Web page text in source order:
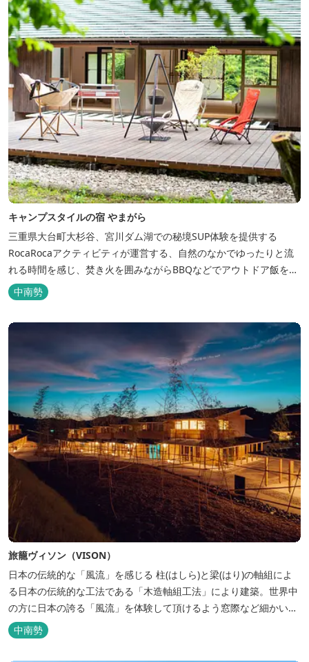
キャンプスタイルの宿 やまがら
三重県大台町大杉谷、宮川ダム湖での秘境SUP体験を提供する
RocaRocaアクティビティが運営する、自然のなかでゆったりと流
れる時間を感じ、焚き火を囲みながらBBQなどでアウトドア飯を愉
しめる宿。 ベッドルーム以外でも、満点の星空を眺めながらテント
を張って寝ることもできるキャンプスタイルでおもいおもいのひと
中南勢
旅籠ヴィソン（VISON）
日本の伝統的な「風流」を感じる 柱(はしら)と梁(はり)の軸組によ
る日本の伝統的な工法である「木造軸組工法」により建築。世界中
の方に日本の誇る「風流」を体験して頂けるよう窓際など細かいデ
ィテールにこだわりました。4棟から成る旅籠棟では各棟1階に入居
するテナントプロデュースにより洗練された世界観を各客室でお楽
中南勢